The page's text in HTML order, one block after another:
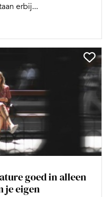
erbij...
goed in alleen
je eigen